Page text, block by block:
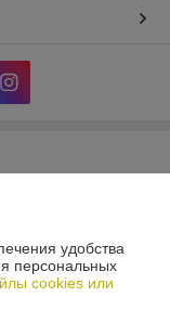
удобства
персональных
cookies или